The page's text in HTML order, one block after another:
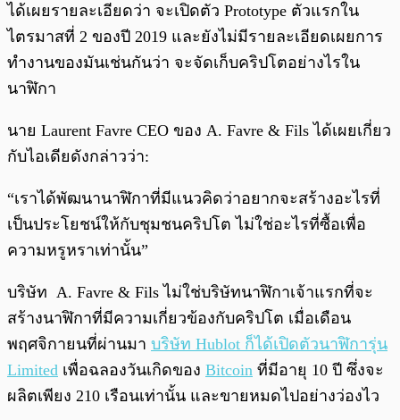
ได้เผยรายละเอียดว่า จะเปิดตัว Prototype ตัวแรกใน
ไตรมาสที่ 2 ของปี 2019 และยังไม่มีรายละเอียดเผยการ
ทำงานของมันเช่นกันว่า จะจัดเก็บคริปโตอย่างไรใน
นาฬิกา
นาย Laurent Favre CEO ของ A. Favre & Fils ได้เผยเกี่ยว
กับไอเดียดังกล่าวว่า:
“เราได้พัฒนานาฬิกาที่มีแนวคิดว่าอยากจะสร้างอะไรที่
เป็นประโยชน์ให้กับชุมชนคริปโต ไม่ใช่อะไรที่ซื้อเพื่อ
ความหรูหราเท่านั้น”
บริษัท A. Favre & Fils ไม่ใช่บริษัทนาฬิกาเจ้าแรกที่จะ
สร้างนาฬิกาที่มีความเกี่ยวข้องกับคริปโต เมื่อเดือน
พฤศจิกายนที่ผ่านมา บริษัท Hublot ก็ได้เปิดตัวนาฬิการุ่น
Limited เพื่อฉลองวันเกิดของ Bitcoin ที่มีอายุ 10 ปี ซึ่งจะ
ผลิตเพียง 210 เรือนเท่านั้น และขายหมดไปอย่างว่องไว